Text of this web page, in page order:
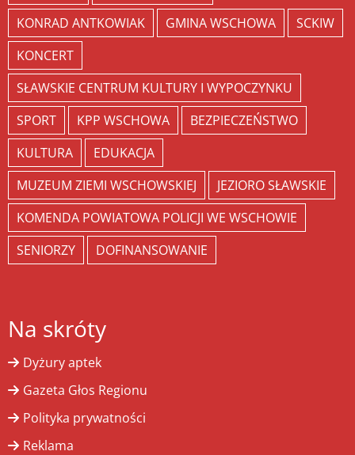
KONRAD ANTKOWIAK
GMINA WSCHOWA
SCKIW
KONCERT
SŁAWSKIE CENTRUM KULTURY I WYPOCZYNKU
SPORT
KPP WSCHOWA
BEZPIECZEŃSTWO
KULTURA
EDUKACJA
MUZEUM ZIEMI WSCHOWSKIEJ
JEZIORO SŁAWSKIE
KOMENDA POWIATOWA POLICJI WE WSCHOWIE
SENIORZY
DOFINANSOWANIE
Na skróty
Dyżury aptek
Gazeta Głos Regionu
Polityka prywatności
Reklama